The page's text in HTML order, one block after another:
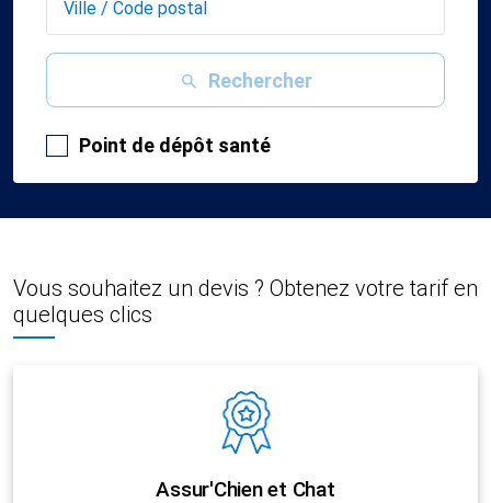
Rechercher
Point de dépôt santé
Vous souhaitez un devis ? Obtenez votre tarif en
quelques clics
Assur'Chien et Chat